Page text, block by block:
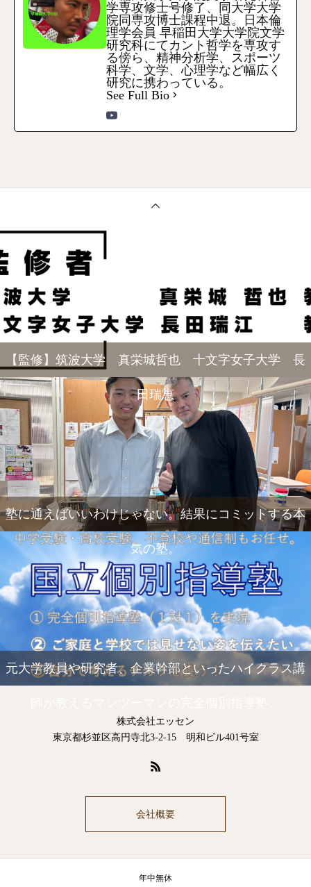
学専攻修士号修了、同大学大学
院同専攻博士課程中退。日本倫
理学会員 早稲田大学大学院文学
研究科にてカント哲学を専攻す
る傍ら、精神分析学、スポーツ
科学、文学、心理学など幅広く
研究に携わっている。
See Full Bio
【監修】筑波大学 真栄城哲也 十文字女子大学 長
田瑞恵
塾に通えばいいわけじゃない。結果にコミットする本
気の塾。
元大学教員や研究者、企業幹部といったハイクラス講
株式会社エッセン
東京都杉並区高円寺北3-2-15 明和ビル401号室
会社概要
年中無休